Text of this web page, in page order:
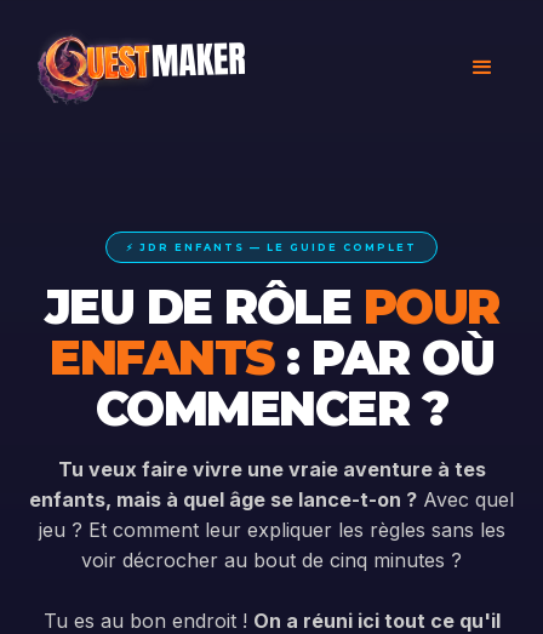
⚡ JDR ENFANTS — LE GUIDE COMPLET
JEU DE RÔLE POUR
ENFANTS: PAR OÙ
COMMENCER ?
Tu veux faire vivre une vraie aventure à tes
enfants, mais à quel âge se lance-t-on ? Avec quel
jeu ? Et comment leur expliquer les règles sans les
voir décrocher au bout de cinq minutes ?
Tu es au bon endroit ! On a réuni ici tout ce qu'il